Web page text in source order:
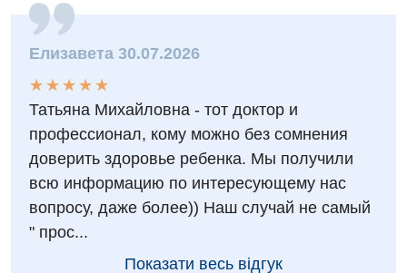
Елизавета 30.07.2026
★
★
★
★
★
★ ★ ★ ★ ★
Татьяна Михайловна - тот доктор и
профессионал, кому можно без сомнения
доверить здоровье ребенка. Мы получили
всю информацию по интересующему нас
вопросу, даже более)) Наш случай не самый
" прос...
Показати весь відгук